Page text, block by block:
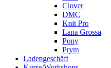
Clover
DMC
Knit Pro
Lana Grossa
Pony
Prym
Ladengeschäft